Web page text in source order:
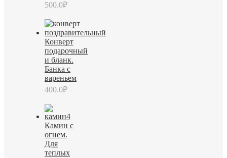
500.0₽
Конверт
подарочный
и бланк.
Банка с
вареньем
400.0₽
Камин с
огнем.
Для
теплых